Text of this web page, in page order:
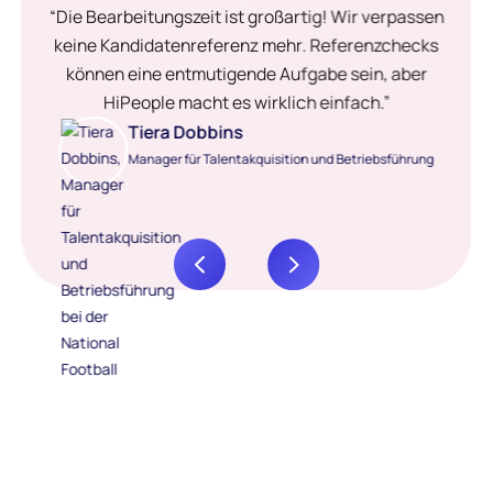
“Die Bearbeitungszeit ist großartig! Wir verpassen
keine Kandidatenreferenz mehr. Referenzchecks
können eine entmutigende Aufgabe sein, aber
HiPeople macht es wirklich einfach.”
Tiera Dobbins
Manager für Talentakquisition und Betriebsführung